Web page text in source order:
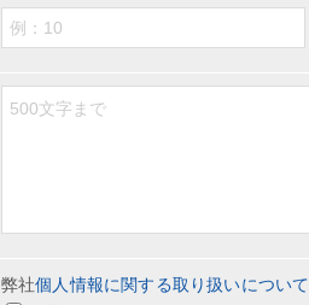
弊社個人情報に関する取り扱いについて